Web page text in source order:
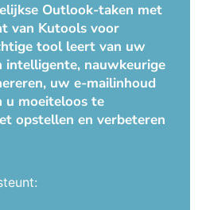
Outlook-taken met
van Kutools voor
tool leert van uw
intelligente, nauwkeurige
uw e-mailinhoud
u moeiteloos te
opstellen en verbeteren